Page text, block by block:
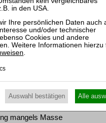
eines zur
einer unzulässigen
mangels Masse
.
Auswahl bestätigen Alle